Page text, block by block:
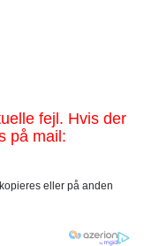
fejl. Hvis der
på mail:
eller på anden